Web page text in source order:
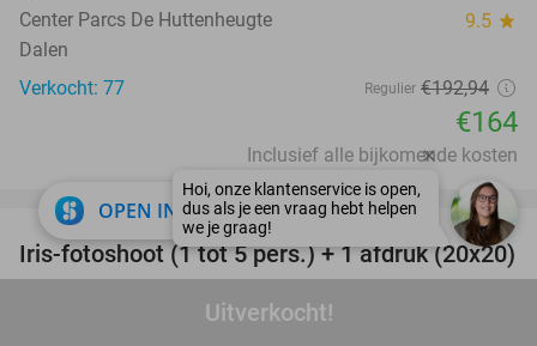
Uitverkocht!
Center Parcs De Huttenheugte 9.5 star
Dalen
Verkocht: 77
Regulier €192,94
€164
Inclusief alle bijkomende kosten
47%
favorite_border
Iris-fotoshoot (1 tot 5 pers.) + 1 afdruk (20x20)
Katwijk aan Zee (6 km)
OPEN IN APP close